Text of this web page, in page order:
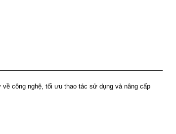
công nghệ, tối ưu thao tác sử dụng và nâng cấp